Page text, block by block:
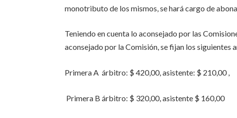
monotributo de los mismos, se hará cargo de
Teniendo en cuenta lo aconsejado por las
aconsejado por la Comisión, se fijan los siguientes
Primera A árbitro: $ 420,00, asistente: $ 210,00 ,
Primera B árbitro: $ 320,00, asistente $ 160,00